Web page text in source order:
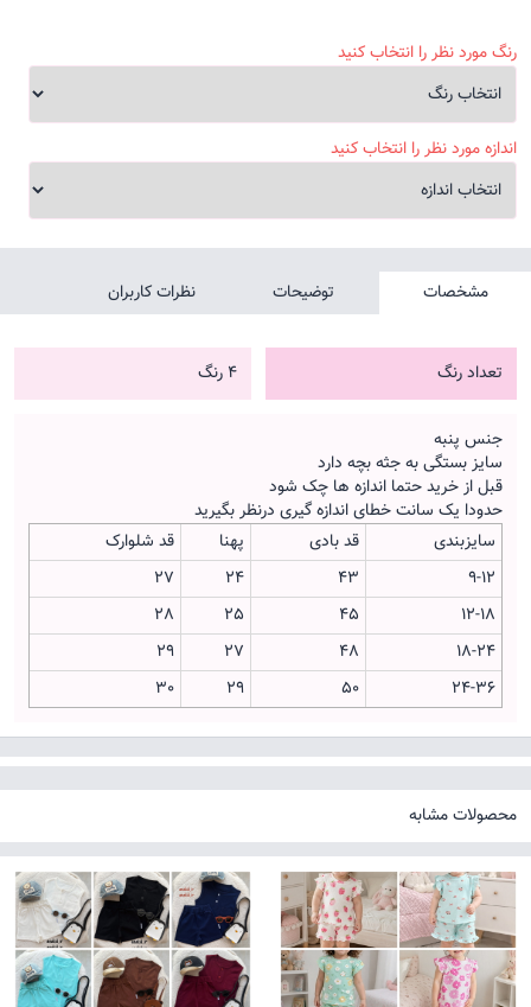
رنگ مورد نظر را انتخاب کنید
اندازه مورد نظر را انتخاب کنید
مشخصات توضیحات نظرات کاربران
تعداد رنگ 4 رنگ
جنس پنبه
سایز بستگی به جثه بچه دارد
قبل از خرید حتما اندازه ها چک شود
حدودا یک سانت خطای اندازه گیری درنظر بگیرید
سایزبندی
قد بادی پهنا
قد شلوارک
9-12
43
24
27
12-18
45
25
28
18-24
48
27
29
24-36
50
29
30
محصولات مشابه